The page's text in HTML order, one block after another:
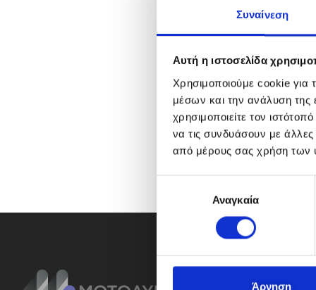
Συναίνεση
Αυτή η ιστοσελίδα
Χρησιμοποιούμε cookie για
μέσων και την ανάλυση της
χρησιμοποιείτε τον
να τις συνδυάσουν με
από μέρους σας χρήση των
ή
Αναγκαία
Άρνηση